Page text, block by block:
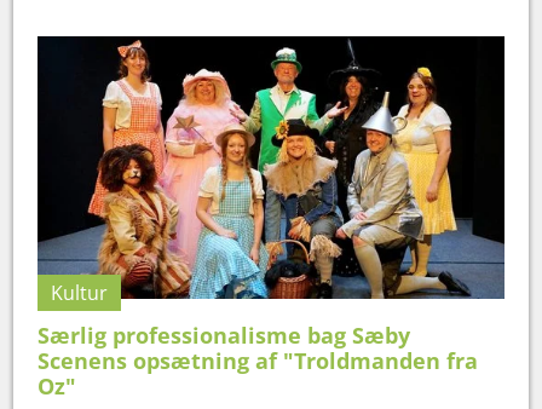
Kultur
Særlig professionalisme bag Sæby
Scenens opsætning af "Troldmanden fra
Oz"